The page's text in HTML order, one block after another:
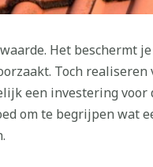
Het
Toch
een investering
om te begrijpen